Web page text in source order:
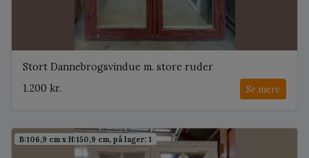
Stort Dannebrogsvindue m. store ruder
1.200 kr.
Se mere
B:106,9 cm x H:150,9 cm, på lager: 1